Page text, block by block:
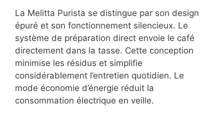
La Melitta Purista se distingue par son design
épuré et son fonctionnement silencieux. Le
système de préparation direct envoie le café
directement dans la tasse. Cette conception
minimise les résidus et simplifie
considérablement l’entretien quotidien. Le
mode économie d’énergie réduit la
consommation électrique en veille.